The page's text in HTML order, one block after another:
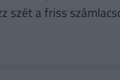
szét a friss